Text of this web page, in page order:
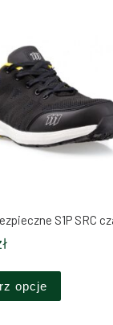
można wybrać
S1P SRC
opcje
Ten